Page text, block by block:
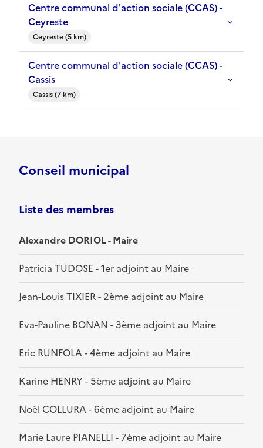
Centre communal d'action sociale (CCAS) -
Ceyreste
Ceyreste (5 km)
Centre communal d'action sociale (CCAS) -
Cassis
Cassis (7 km)
Conseil municipal
Liste des membres
Alexandre DORIOL - Maire
Patricia TUDOSE - 1er adjoint au Maire
Jean-Louis TIXIER - 2ème adjoint au Maire
Eva-Pauline BONAN - 3ème adjoint au Maire
Eric RUNFOLA - 4ème adjoint au Maire
Karine HENRY - 5ème adjoint au Maire
Noël COLLURA - 6ème adjoint au Maire
Marie Laure PIANELLI - 7ème adjoint au Maire